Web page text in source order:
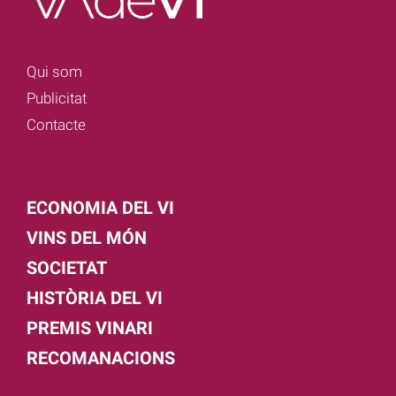
Qui som
Publicitat
Contacte
ECONOMIA DEL VI
VINS DEL MÓN
SOCIETAT
HISTÒRIA DEL VI
PREMIS VINARI
RECOMANACIONS